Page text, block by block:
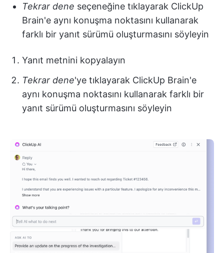
Tekrar dene seçeneğine tıklayarak ClickUp
Brain'e aynı konuşma noktasını kullanarak
farklı bir yanıt sürümü oluşturmasını söyleyin
Yanıt metnini kopyalayın
Tekrar dene'ye tıklayarak ClickUp Brain'e
aynı konuşma noktasını kullanarak farklı bir
yanıt sürümü oluşturmasını söyleyin